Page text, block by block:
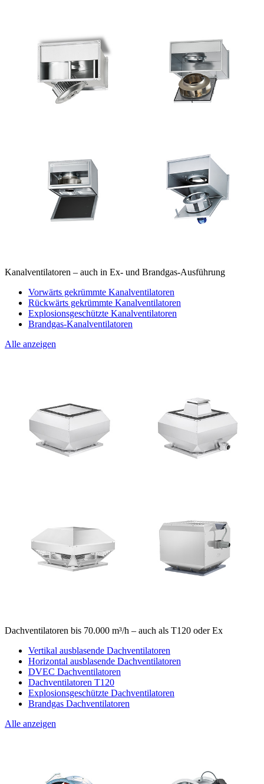
Kanalventilatoren – auch in Ex- und Brandgas-Ausführung
Vorwärts gekrümmte Kanalventilatoren
Rückwärts gekrümmte Kanalventilatoren
Explosionsgeschützte Kanalventilatoren
Brandgas-Kanalventilatoren
Alle anzeigen
Dachventilatoren bis 70.000 m³/h – auch als T120 oder Ex
Vertikal ausblasende Dachventilatoren
Horizontal ausblasende Dachventilatoren
DVEC Dachventilatoren
Dachventilatoren T120
Explosionsgeschützte Dachventilatoren
Brandgas Dachventilatoren
Alle anzeigen